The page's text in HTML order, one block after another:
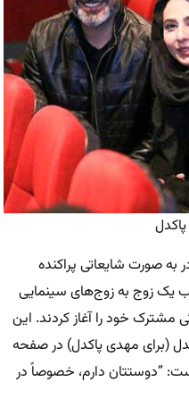
به صورت شایعاتی پراکنده
یک زوج به زوج‌های سینمایی
مشترک خود را آغاز کردند. این
(برای مهدی پاکدل) در صفحه
“دوستتان دارم، خصوصاً در